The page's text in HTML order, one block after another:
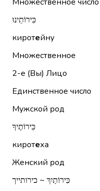
כִּירוֹתֵינוּ
киротейну
Множественное
2-е (Вы) Лицо
Единственное число
Мужской род
כִּירוֹתֶיךָ
киротеха
Женский род
כִּירוֹתַיִךְ ~ כירותייך